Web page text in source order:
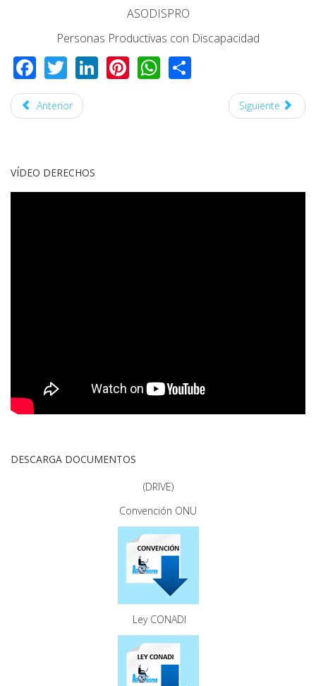
ASODISPRO
Personas Productivas con Discapacidad
Facebook
TwitterLinkedIn
Pinterest
WhatsApp
Anterior Siguiente
VÍDEO DERECHOS
DESCARGA DOCUMENTOS
(DRIVE)
Convención ONU
Ley CONADI